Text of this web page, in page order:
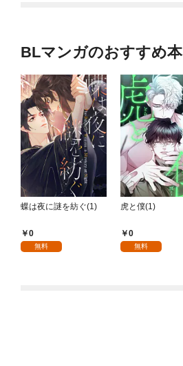
BLマンガのおすすめ本
蝶は夜に謎を紡ぐ(1)
0
無料
虎と僕(1)
0
無料